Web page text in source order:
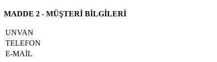
MADDE 2 - MÜŞTERİ BİLGİLERİ
UNVAN
TELEFON
E-MAİL